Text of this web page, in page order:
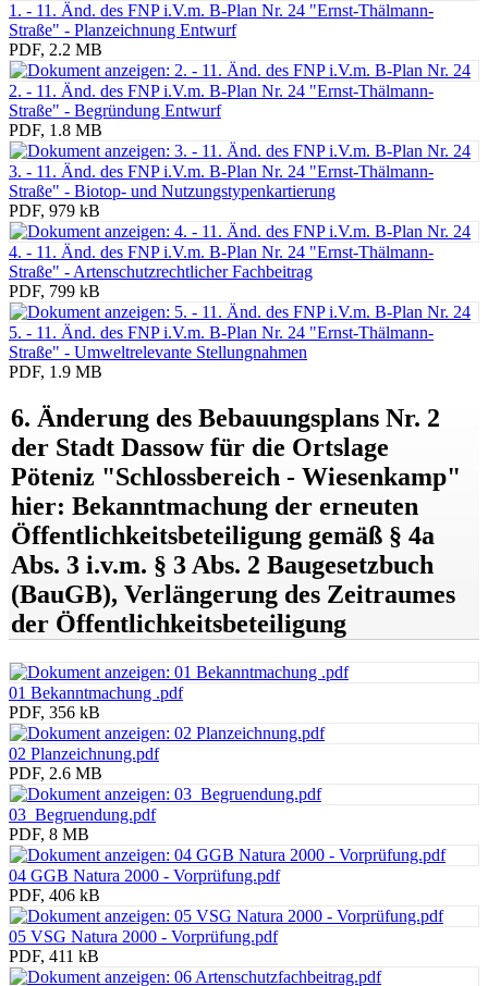
1. - 11. Änd. des FNP i.V.m. B-Plan Nr. 24 "Ernst-Thälmann-
Straße" - Planzeichnung Entwurf
PDF, 2.2 MB
2. - 11. Änd. des FNP i.V.m. B-Plan Nr. 24 "Ernst-Thälmann-
Straße" - Begründung Entwurf
PDF, 1.8 MB
3. - 11. Änd. des FNP i.V.m. B-Plan Nr. 24 "Ernst-Thälmann-
Straße" - Biotop- und Nutzungstypenkartierung
PDF, 979 kB
4. - 11. Änd. des FNP i.V.m. B-Plan Nr. 24 "Ernst-Thälmann-
Straße" - Artenschutzrechtlicher Fachbeitrag
PDF, 799 kB
5. - 11. Änd. des FNP i.V.m. B-Plan Nr. 24 "Ernst-Thälmann-
Straße" - Umweltrelevante Stellungnahmen
PDF, 1.9 MB
6. Änderung des Bebauungsplans Nr. 2
der Stadt Dassow für die Ortslage
Pöteniz "Schlossbereich - Wiesenkamp"
hier: Bekanntmachung der erneuten
Öffentlichkeitsbeteiligung gemäß § 4a
Abs. 3 i.v.m. § 3 Abs. 2 Baugesetzbuch
(BauGB), Verlängerung des Zeitraumes
der Öffentlichkeitsbeteiligung
01 Bekanntmachung .pdf
PDF, 356 kB
02 Planzeichnung.pdf
PDF, 2.6 MB
03_Begruendung.pdf
PDF, 8 MB
04 GGB Natura 2000 - Vorprüfung.pdf
PDF, 406 kB
05 VSG Natura 2000 - Vorprüfung.pdf
PDF, 411 kB